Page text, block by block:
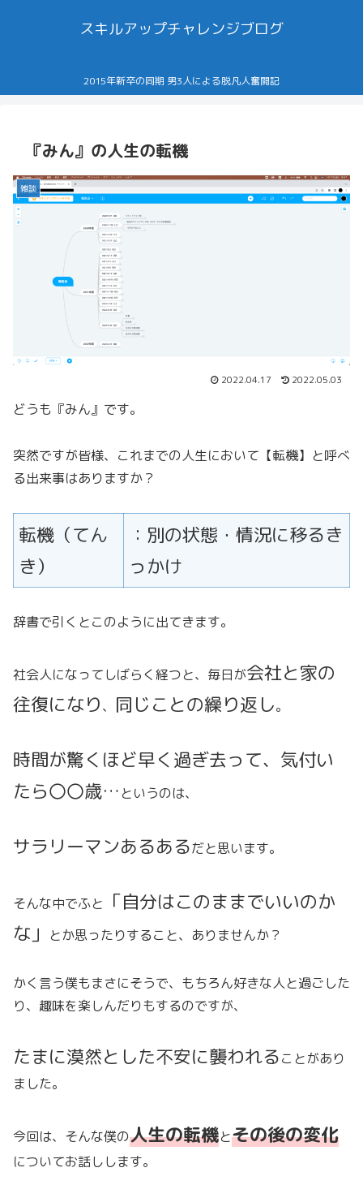
スキルアップチャレンジブログ
2015年新卒の同期 男3人による脱凡人奮闘記
『みん』の人生の転機
雑談
2022.04.17 2022.05.03
どうも『みん』です。
突然ですが皆様、これまでの人生において【転機】と呼べ
る出来事はありますか？
転機（てん
き）
：別の状態・情況に移るき
っかけ
辞書で引くとこのように出てきます。
社会人になってしばらく経つと、毎日が会社と家の
往復になり、 同じことの繰り返し。
時間が驚くほど早く過ぎ去って、気付い
たら〇〇歳…というのは、
サラリーマンあるあるだと思います。
そんな中でふと
「自分はこのままでいいのか
な」
とか思ったりすること、ありませんか？
かく言う僕もまさにそうで、もちろん好きな人と過ごした
り、趣味を楽しんだりもするのですが、
たまに漠然とした不安に襲われることがあり
ました。
今回は、そんな僕の人生の転機とその後の変化
についてお話しします。